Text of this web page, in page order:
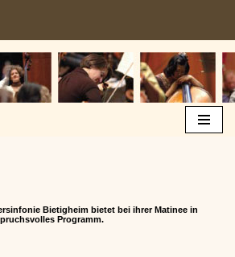
Bietigheim bietet bei ihrer Matinee in
Programm.